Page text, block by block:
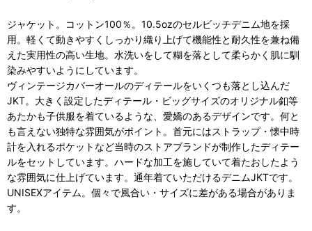
ジャケット。コットン100％。10.5ozのセルビッチデニム地を採
用。軽くて動きやすくしっかり織り上げて機能性と耐久性を兼ね備
えた実用性の高い生地。水洗いをして糊を落として柔らかく肌に馴
染みやすいようにしています。
ヴィンテージカバーオールのディテールをいくつも落とし込んだ
JKT。大きく設定したディテール・ビッグサイズのオリジナル釦等
あたかも子供服を着ているような、愛嬌のあるデザインです。何と
も言えない独特な雰囲気がポイント。首元にはストラップ・懐中時
計を入れるポケットなど当時のストアブランドが制作したディテー
ルをセットしています。ハードな加工を施していて着たおしたよう
な雰囲気に仕上げています。通年着ていただけるデニムJKTです。
UNISEXアイテム。個々で風合い・サイズに差がある場合がありま
す。